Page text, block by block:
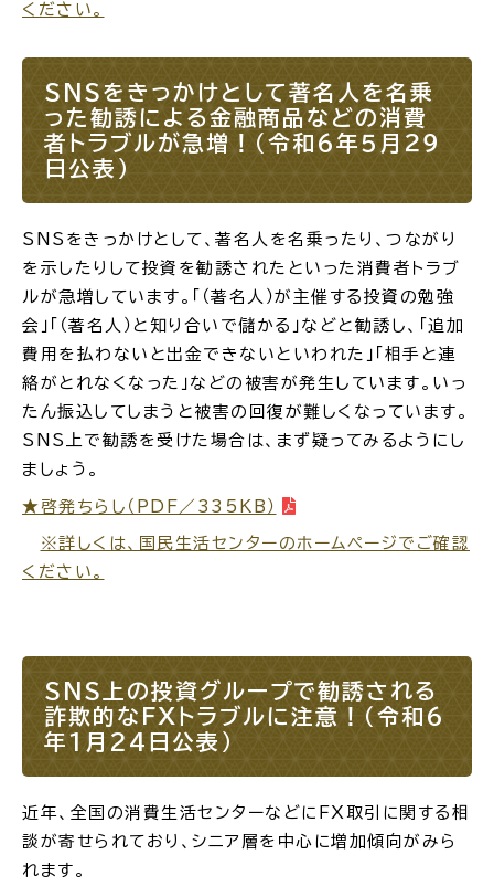
各種相談窓口 担当窓口
ライフライン 公共交通
公共施設
便利なサービス
ください。
SNSをきっかけとして著名人を名乗
った勧誘による金融商品などの消費
者トラブルが急増！（令和6年５月２９
日公表）
SNSをきっかけとして、著名人を名乗ったり、つながり
を示したりして投資を勧誘されたといった消費者トラブ
ルが急増しています。「（著名人）が主催する投資の勉強
会」「（著名人）と知り合いで儲かる」などと勧誘し、「追加
費用を払わないと出金できないといわれた」「相手と連
絡がとれなくなった」などの被害が発生しています。いっ
たん振込してしまうと被害の回復が難しくなっています。
SNS上で勧誘を受けた場合は、まず疑ってみるようにし
ましょう。
★啓発ちらし（PDF／335KB）
※詳しくは、国民生活センターのホームページでご確認
ください。
SNS上の投資グループで勧誘される
詐欺的なＦＸトラブルに注意！（令和6
年1月24日公表）
近年、全国の消費生活センターなどにＦＸ取引に関する相
談が寄せられており、シニア層を中心に増加傾向がみら
れます。